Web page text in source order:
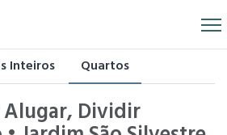
Inteiros Quartos
Dividir